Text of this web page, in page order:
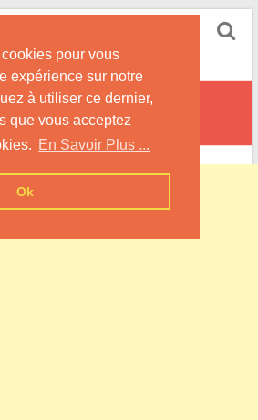
pour vous
expérience sur notre
à utiliser ce dernier,
que vous acceptez
En Savoir Plus ...
Ok
à Chaleur
Sambre